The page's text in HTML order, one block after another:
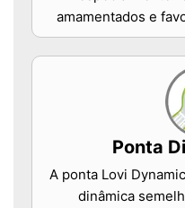
amamentados e
Ponta
A ponta Lovi
dinâmica